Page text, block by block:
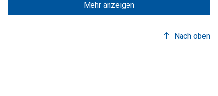
Mehr anzeigen
Nach oben